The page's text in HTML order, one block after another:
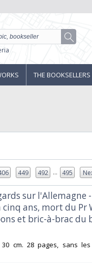
THE BOOKSELLERS
449 492 ... 495
sur l'Allemagne
ans, mort du Pr
et bric-à-brac du
cm. 28 pages, sans